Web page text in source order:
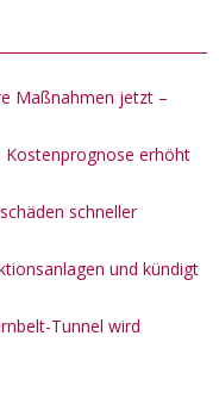
Maßnahmen jetzt –
erhöht
schneller
und kündigt
Tunnel wird